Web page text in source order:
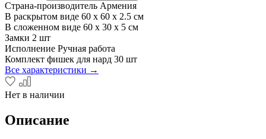
Страна-производитель Армения
В раскрытом виде 60 x 60 x 2.5 см
В сложенном виде 60 х 30 х 5 см
Замки 2 шт
Исполнение Ручная работа
Комплект фишек для нард 30 шт
Все характеристики →
Нет в наличии
Описание